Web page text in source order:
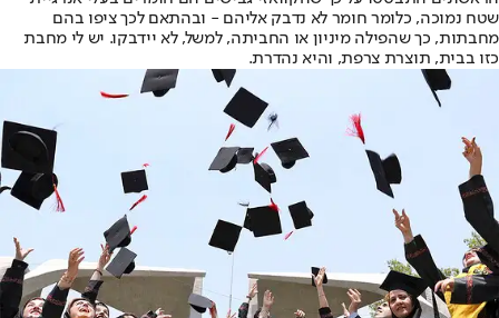
שטח נמוכה, כלומר חומר לא נדבק אליהם - ובהתאם לכך ציפו בהם
מחבתות, כך שהפילה מיניון או החביתה, למשל, לא יידבקו. יש לי מחבת
כזו בבית, תוצרת צרפת, והיא נהדרת.